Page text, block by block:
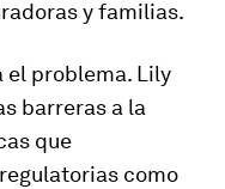
y familias.
el problema. Lily
barreras a la
que
como